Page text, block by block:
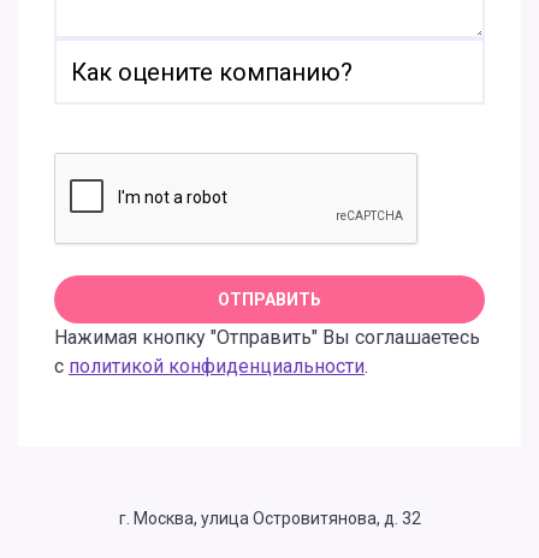
Нажимая кнопку "Отправить" Вы соглашаетесь
с политикой конфиденциальности.
г. Москва, улица Островитянова, д. 32